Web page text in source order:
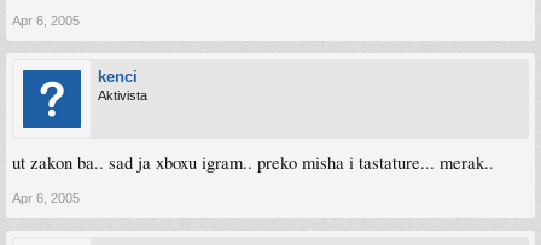
Apr 6, 2005
kenci
Aktivista
ut zakon ba.. sad ja xboxu igram.. preko misha i tastature... merak..
Apr 6, 2005